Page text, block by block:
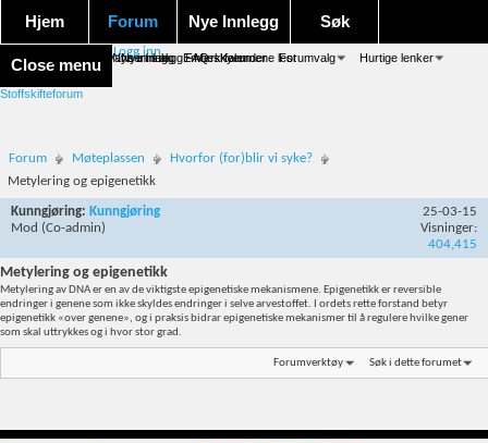
Hjem Forum
Nye innlegg FAQ Kalender Forumvalg Hurtige lenker
Nye Innlegg
Nye innlegg Merk forumene lest
Søk
Avansert søk Emneskyen
Close menu
Logg inn
Stoffskifteforum
Forum Møteplassen
Hvorfor (for)blir vi syke?
Metylering og epigenetikk
Kunngjøring: Kunngjøring
Mod (Co-admin)
25-03-15
Visninger:
404,415
Metylering og epigenetikk
Metylering av DNA er en av de viktigste epigenetiske mekanismene. Epigenetikk er reversible
endringer i genene som ikke skyldes endringer i selve arvestoffet. I ordets rette forstand betyr
epigenetikk «over genene», og i praksis bidrar epigenetiske mekanismer til å regulere hvilke gener
som skal uttrykkes og i hvor stor grad.
Forumverktøy Søk i dette forumet